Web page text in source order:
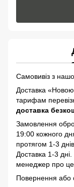
Самовивіз з
Доставка
тарифам
доставка
Замовлення
19:00 кожного
протягом 1-3
Доставка 1-3
менеджер про це
Повернення або